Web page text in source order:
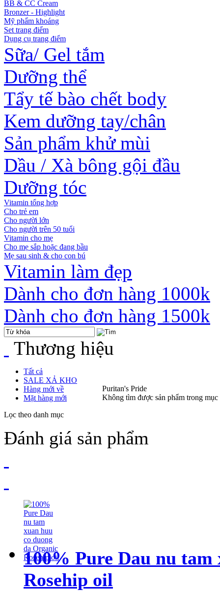
BB & CC Cream
Bronzer - Highlight
Mỹ phẩm khoáng
Set trang điểm
Dụng cụ trang điểm
Sữa/ Gel tắm
Dưỡng thể
Tẩy tế bào chết body
Kem dưỡng tay/chân
Sản phẩm khử mùi
Dầu / Xà bông gội đầu
Dưỡng tóc
Vitamin tổng hợp
Cho trẻ em
Cho người lớn
Cho người trên 50 tuổi
Vitamin cho mẹ
Cho mẹ sắp hoặc đang bầu
Mẹ sau sinh & cho con bú
Vitamin làm đẹp
Dành cho đơn hàng 1000k
Dành cho đơn hàng 1500k
Thương hiệu
Tất cả
SALE XẢ KHO
Hàng mới về
Mặt hàng mới
Lọc theo danh mục
Puritan's Pride
Không tìm được sản phẩm trong mục
Đánh giá sản phẩm
100% Pure Dau nu
Rosehip oil